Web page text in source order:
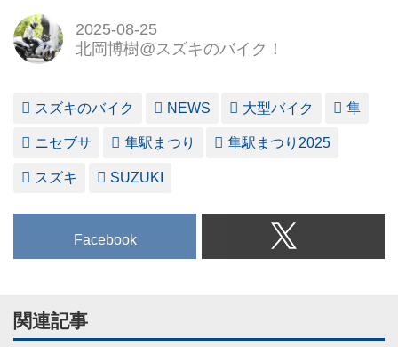
2025-08-25
北岡博樹@スズキのバイク！
スズキのバイク NEWS 大型バイク 隼
ニセブサ 隼駅まつり 隼駅まつり2025
スズキ SUZUKI
Facebook
関連記事